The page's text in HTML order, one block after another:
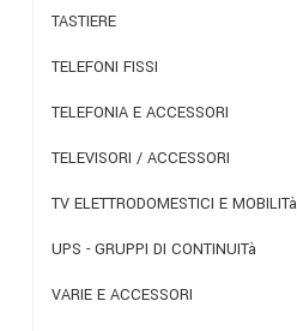
TASTIERE
TELEFONI FISSI
TELEFONIA E ACCESSORI
TELEVISORI / ACCESSORI
TV ELETTRODOMESTICI E MOBILITà
UPS - GRUPPI DI CONTINUITà
VARIE E ACCESSORI